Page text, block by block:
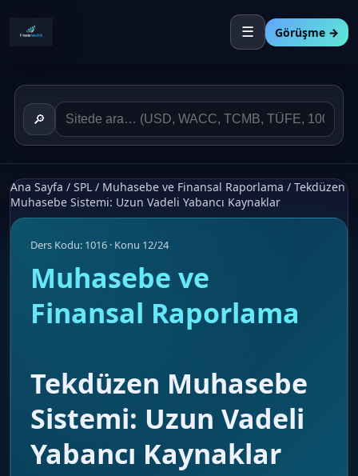
☰ Görüşme →
🔎
Ana Sayfa / SPL / Muhasebe ve Finansal Raporlama / Tekdüzen
Muhasebe Sistemi: Uzun Vadeli Yabancı Kaynaklar
Ders Kodu: 1016 · Konu 12/24
Muhasebe ve
Finansal Raporlama
Tekdüzen Muhasebe
Sistemi: Uzun Vadeli
Yabancı Kaynaklar